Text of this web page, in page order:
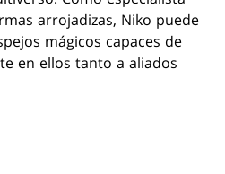
arrojadizas, Niko puede
mágicos capaces de
en ellos tanto a aliados